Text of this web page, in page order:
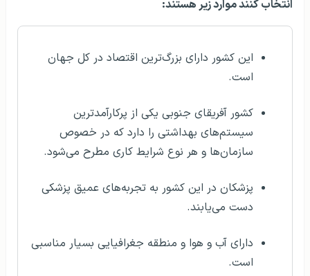
انتخاب کنند موارد زیر هستند:
این کشور دارای بزرگ‌ترین اقتصاد در کل جهان
است.
کشور آفریقای جنوبی یکی از پرکارآمدترین
سیستم‌های بهداشتی را دارد که در خصوص
سازمان‌ها و هر نوع شرایط کاری مطرح می‌شود.
پزشکان در این کشور به تجربه‌های عمیق پزشکی
دست می‌یابند.
دارای آب و هوا و منطقه جغرافیایی بسیار مناسبی
است.